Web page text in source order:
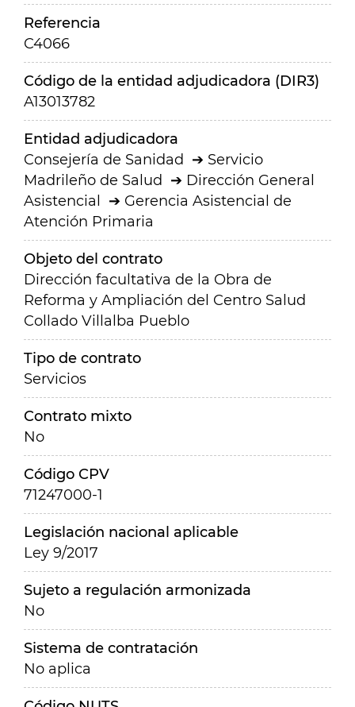
Referencia
C4066
Código de la entidad adjudicadora (DIR3)
A13013782
Entidad adjudicadora
Consejería de Sanidad
Servicio
Madrileño de Salud
Dirección General
Asistencial
Gerencia Asistencial de
Atención Primaria
Objeto del contrato
Dirección facultativa de la Obra de
Reforma y Ampliación del Centro Salud
Collado Villalba Pueblo
Tipo de contrato
Servicios
Contrato mixto
No
Código CPV
71247000-1
Legislación nacional aplicable
Ley 9/2017
Sujeto a regulación armonizada
No
Sistema de contratación
No aplica